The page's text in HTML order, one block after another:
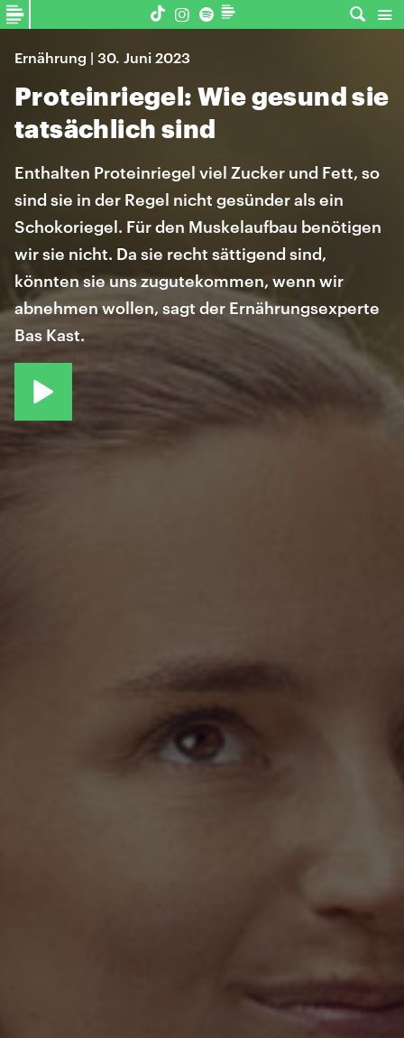
Ernährung | 30. Juni 2023
Proteinriegel: Wie gesund sie
tatsächlich sind
Enthalten Proteinriegel viel Zucker und Fett, so
sind sie in der Regel nicht gesünder als ein
Schokoriegel. Für den Muskelaufbau benötigen
wir sie nicht. Da sie recht sättigend sind,
könnten sie uns zugutekommen, wenn wir
abnehmen wollen, sagt der Ernährungsexperte
Bas Kast.